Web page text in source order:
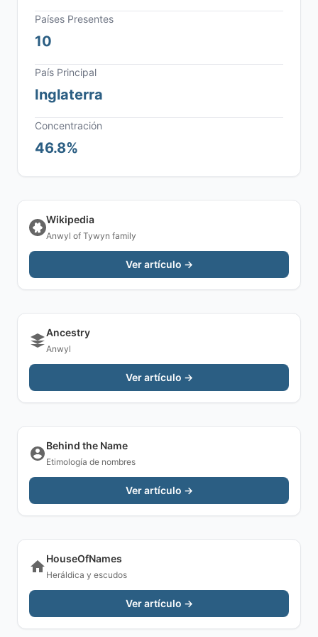
Países Presentes
10
País Principal
Inglaterra
Concentración
46.8%
Wikipedia
Anwyl of Tywyn family
Ver artículo →
Ancestry
Anwyl
Ver artículo →
Behind the Name
Etimología de nombres
Ver artículo →
HouseOfNames
Heráldica y escudos
Ver artículo →